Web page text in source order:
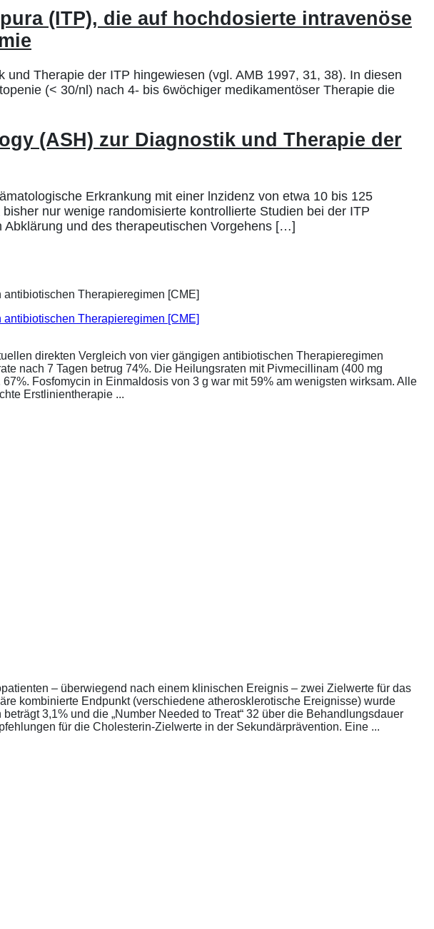
(ITP), die auf hochdosierte intravenöse
Therapie der ITP hingewiesen (vgl. AMB 1997, 31, 38). In diesen
(< 30/nl) nach 4- bis 6wöchiger medikamentöser Therapie die
(ASH) zur Diagnostik und Therapie der
Erkrankung mit einer lnzidenz von etwa 10 bis 125
nur wenige randomisierte kontrollierte Studien bei der ITP
und des therapeutischen Vorgehens […]
Therapieregimen [CME]
direkten Vergleich von vier gängigen antibiotischen Therapieregimen
nach 7 Tagen betrug 74%. Die Heilungsraten mit Pivmecillinam (400 mg
Fosfomycin in Einmaldosis von 3 g war mit 59% am wenigsten wirksam. Alle
Erstlinientherapie ...
– überwiegend nach einem klinischen Ereignis – zwei Zielwerte für das
kombinierte Endpunkt (verschiedene atherosklerotische Ereignisse) wurde
3,1% und die „Number Needed to Treat“ 32 über die Behandlungsdauer
für die Cholesterin-Zielwerte in der Sekundärprävention. Eine ...